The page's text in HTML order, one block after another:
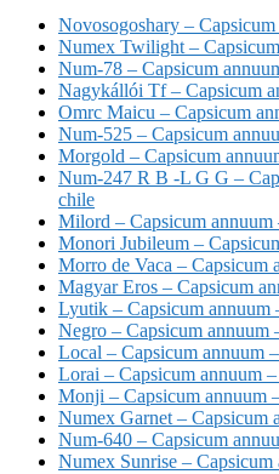
Novosogoshary –
Numex Twilight –
Num-78 – Capsicum
Nagykállói Tf – Capsicum
Omrc Maicu – Capsicum
Num-525 – Capsicum
Morgold – Capsicum
Num-247 R B -L G G –
chile
Milord – Capsicum annuum
Monori Jubileum –
Morro de Vaca – Capsicum
Magyar Eros – Capsicum
Lyutik – Capsicum annuum
Negro – Capsicum annuum
Local – Capsicum annuum
Lorai – Capsicum annuum
Monji – Capsicum annuum
Numex Garnet – Capsicum
Num-640 – Capsicum
Numex Sunrise –